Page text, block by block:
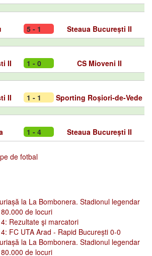
5 - 1 Steaua București II
II 1 - 0 CS Mioveni II
II 1 - 1 Sporting Roșiori-de-Vede
1 - 4 Steaua București II
de fotbal
la La Bombonera. Stadionul legendar
de locuri
Rezultate şi marcatori
FC UTA Arad - Rapid București 0-0
la La Bombonera. Stadionul legendar
de locuri